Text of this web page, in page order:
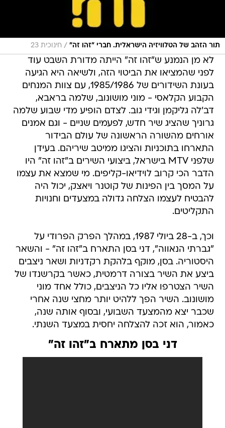
תור הזהב של הטלוויזיה הישראלית. חברי "זהו זה" / חינוכית 23
לא מן הנמנע ש"זהו זה" הייתה מדורת השבט עוד
לפני שהמציאו את הביטוי הזה, ולשיאה היא הגיעה
בעונת השידורים של 1985/1986, עם צוות המנחים
הקבוע הקלאסי - מוני מושונוב, שלמה בראבא,
דב'לה גליקמן וגידי גוב. לצדם הופיע מדי שבוע שלמה
גרוניך שהציג שיר חדש, לפעמים שניים - וגם אמנים
אורחים מהשורה הראשונה של עולם הבידור
התארחו בתוכניות והציגו ממיטב שיריהם. בעידן
שלפני MTV בישראל, ביצועי השירים ב"זהו זה" היו
הדבר הכי קרוב לוידיאו-קליפים. מי שמצא את עצמו
על המסך בין הפינות של קוטנר ויאצק, יכול היה
להבטיח לעצמו הצלחה גדולה במצעדים וחנויות
התקליטים.
וכך, ב-28 ביולי 1987, במהלך הפרק הפרודי על
"גברתי הנאווה", דני בסן התארח ב"זהו זה" - והשאר
היסטוריה. בסן, מוקף בלהקת רקדניות ושאר ניצבים
ביצע את השיר בצורה דרמטית, כאשר בקרשנדו של
השיר הצטרפו אליו כל הניצבים, כולל אחד מוני
מושונוב. השיר הפך ללהיט יותר מחצי שנה אחרי
שכבר יצא מהמצעד השבועי, ובסוף אותה שנה,
כאמור, הוא זכה להצלחה יחסית במצעד השנתי.
דני בסן מתארח ב"זהו זה"